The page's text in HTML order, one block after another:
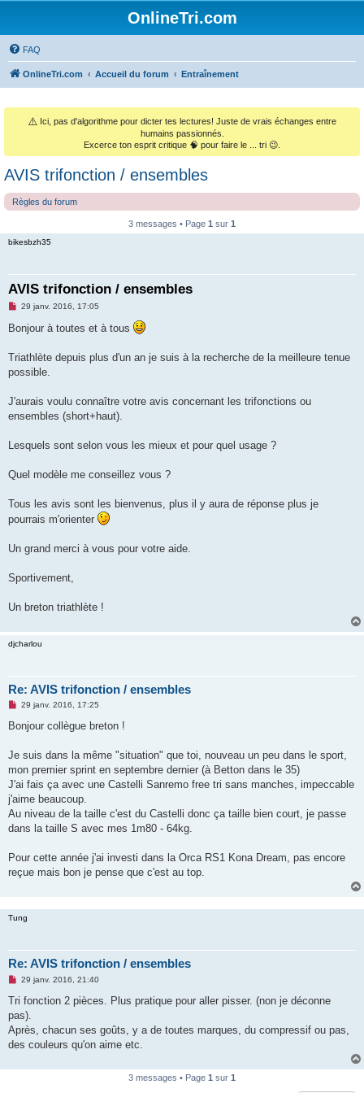
OnlineTri.com
FAQ
OnlineTri.com Accueil du forum Entraînement
⚠️ Ici, pas d'algorithme pour dicter tes lectures! Juste de vrais échanges entre
humains passionnés.
Excerce ton esprit critique 🧠 pour faire le ... tri 😉.
AVIS trifonction / ensembles
Règles du forum
3 messages • Page 1 sur 1
bikesbzh35
AVIS trifonction / ensembles
M
s
s
g
e
n
l
u
29 janv. 2016, 17:05
Bonjour à toutes et à tous
Triathlète depuis plus d'un an je suis à la recherche de la meilleure tenue
possible.
J'aurais voulu connaître votre avis concernant les trifonctions ou
ensembles (short+haut).
Lesquels sont selon vous les mieux et pour quel usage ?
Quel modèle me conseillez vous ?
Tous les avis sont les bienvenus, plus il y aura de réponse plus je
pourrais m'orienter
Un grand merci à vous pour votre aide.
Sportivement,
Un breton triathlète !
djcharlou
Re: AVIS trifonction / ensembles
M
s
g
n
o
l
u
29 janv. 2016, 17:25
Bonjour collègue breton !
Je suis dans la même "situation" que toi, nouveau un peu dans le sport,
mon premier sprint en septembre dernier (à Betton dans le 35)
J'ai fais ça avec une Castelli Sanremo free tri sans manches, impeccable
j'aime beaucoup.
Au niveau de la taille c'est du Castelli donc ça taille bien court, je passe
dans la taille S avec mes 1m80 - 64kg.
Pour cette année j'ai investi dans la Orca RS1 Kona Dream, pas encore
reçue mais bon je pense que c'est au top.
Tung
Re: AVIS trifonction / ensembles
M
s
a
g
n
29 janv. 2016, 21:40
Tri fonction 2 pièces. Plus pratique pour aller pisser. (non je déconne
pas).
Après, chacun ses goûts, y a de toutes marques, du compressif ou pas,
des couleurs qu'on aime etc.
3 messages • Page 1 sur 1